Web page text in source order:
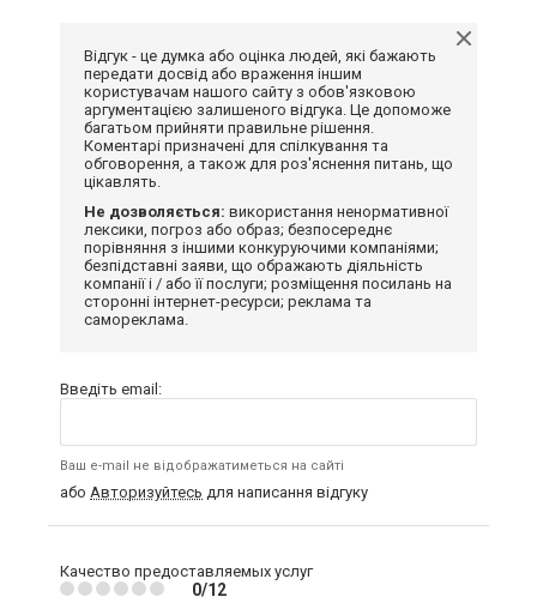
Відгук - це думка або оцінка людей, які бажають
передати досвід або враження іншим
користувачам нашого сайту з обов'язковою
аргументацією залишеного відгука. Це допоможе
багатьом прийняти правильне рішення.
Коментарі призначені для спілкування та
обговорення, а також для роз'яснення питань, що
цікавлять.
Не дозволяється: використання ненормативної
лексики, погроз або образ; безпосереднє
порівняння з іншими конкуруючими компаніями;
безпідставні заяви, що ображають діяльність
компанії і / або її послуги; розміщення посилань на
сторонні інтернет-ресурси; реклама та
самореклама.
Введіть email:
Ваш e-mail не відображатиметься на сайті
або Авторизуйтесь для написання відгуку
Качество предоставляемых услуг
0/12